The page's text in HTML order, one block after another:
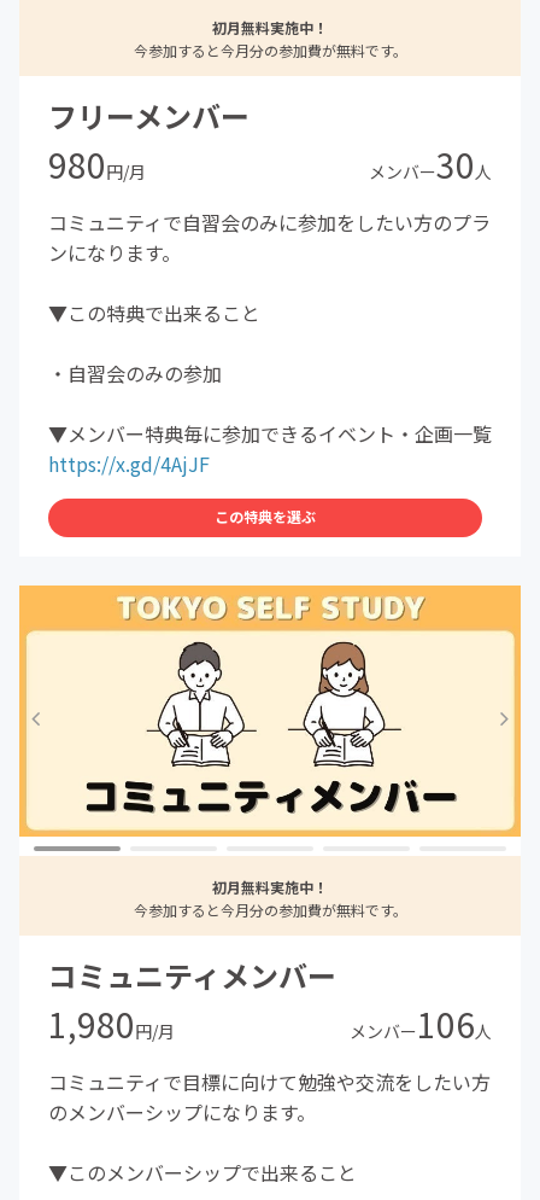
初月無料実施中！
今参加すると今月分の参加費が無料です。
フリーメンバー
980円/月 メンバー30 人
コミュニティで自習会のみに参加をしたい方のプラ
ンになります。
▼この特典で出来ること
・自習会のみの参加
▼メンバー特典毎に参加できるイベント・企画一覧
https://x.gd/4AjJF
この特典を選ぶ
初月無料実施中！
今参加すると今月分の参加費が無料です。
コミュニティメンバー
1,980円/月 メンバー106人
コミュニティで目標に向けて勉強や交流をしたい方
のメンバーシップになります。
▼このメンバーシップで出来ること